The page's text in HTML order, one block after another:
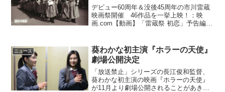
デビュー60周年＆没後45周年の市川雷蔵
映画祭開催 46作品を一挙上映！：映
画.com【動画】「雷蔵祭 初恋」予告編当
映画デビュー60周年＆没後45周年を迎え
る今年を...
ニュース
葵わかな初主演『ホラーの天使』
劇場公開決定
「放送禁止」シリーズの長江俊和監督、
葵わかな初主演の映画『ホラーの天使』
が11月より劇場公開されることがあきら